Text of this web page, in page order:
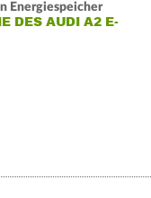
Energiespeicher
DES AUDI A2 E-